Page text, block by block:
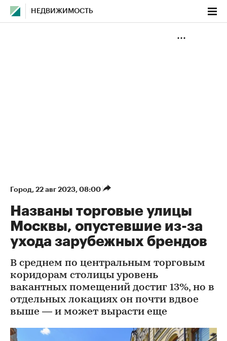
НЕДВИЖИМОСТЬ
Город⁠, 22 авг 2023, 08:00
Названы торговые улицы
Москвы, опустевшие из-за
ухода зарубежных брендов
В среднем по центральным торговым
коридорам столицы уровень
вакантных помещений достиг 13%, но в
отдельных локациях он почти вдвое
выше — и может вырасти еще